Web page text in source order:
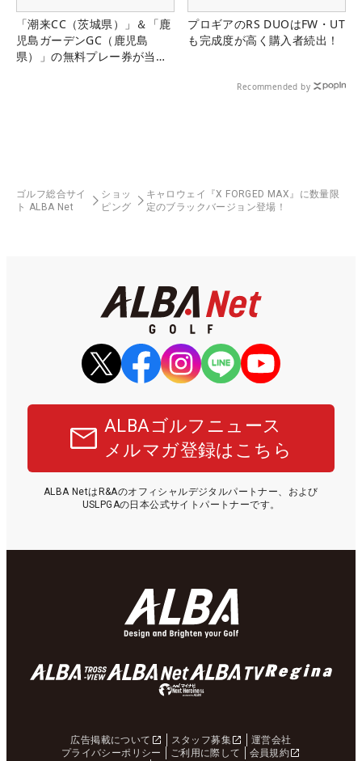
「潮来CC（茨城県）」＆「鹿
児島ガーデンGC（鹿児島
県）」の無料プレー券が当た
プロギアのRS DUOはFW・UT
も完成度が高く購入者続出！
Recommended by
ゴルフ総合サイ
ト ALBA Net
ショッ
ピング
キャロウェイ『X FORGED MAX』に数量限
定のブラックバージョン登場！
ALBAゴルフニュース
メルマガ登録はこちら
ALBA NetはR&Aのオフィシャルデジタルパートナー、および
USLPGAの日本公式サイトパートナーです。
広告掲載について スタッフ募集
運営会社
プライバシーポリシー
ご利用に際して
会員規約